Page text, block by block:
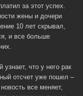
за этот успех.
жены и дочери
10 лет скрывал,
и все больше
узнает, что у него рак
отсчет уже пошел –
все меняет,